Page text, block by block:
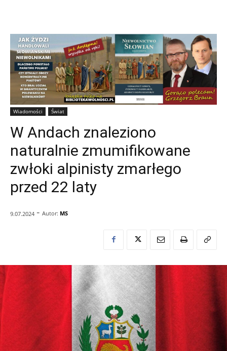
Wiadomości Świat
W Andach znaleziono
naturalnie zmumifikowane
zwłoki alpinisty zmarłego
przed 22 laty
9.07.2024 - Autor: MS